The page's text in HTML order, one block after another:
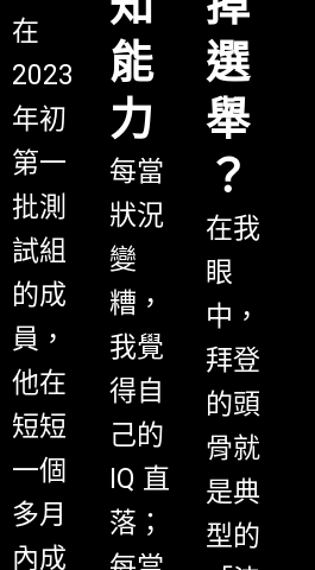
在
2023
年初
第一
批測
試組
的成
員，
他在
短短
一個
多月
內成
能
力
每當
狀況
變
糟，
我覺
得自
己的
IQ 直
落；
選
舉
？
在我
眼
中，
拜登
的頭
骨就
是典
型的